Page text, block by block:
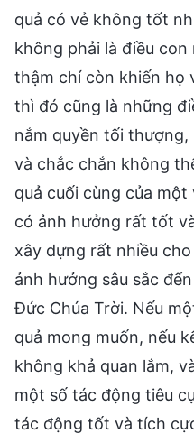
quả có vẻ không tốt
không phải là điều
thậm chí còn khiến họ
thì đó cũng là những
nắm quyền tối
và chắc chắn không
quả cuối cùng của
có ảnh hưởng rất tốt
xây dựng rất nhiều
ảnh hưởng sâu sắc
Đức Chúa Trời. Nếu
quả mong muốn, nếu
không khả quan lắm,
một số tác động tiêu
tác động tốt và tích